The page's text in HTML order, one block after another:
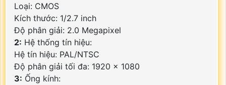
Loại: CMOS
Kích thước: 1/2.7 inch
Độ phân giải: 2.0 Megapixel
2: Hệ thống tín hiệu:
Hệ tín hiệu: PAL/NTSC
Độ phân giải tối đa: 1920 x 1080
3: Ống kính: